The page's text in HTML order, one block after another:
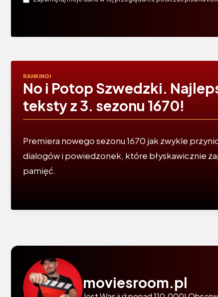
RANKINGI
No i Potop Szwedzki.
teksty z 3. sezonu 1670!
Premiera nowego sezonu 1670 jak zwykle
dialogów i powiedzonek, które błyskawicznie
pamięć.
moviesroom.pl